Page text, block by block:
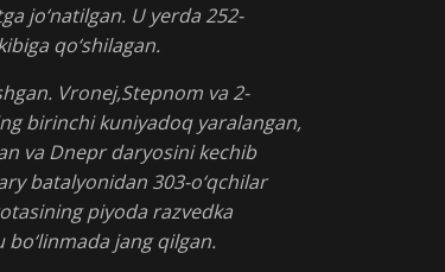
jo‘natilgan. U yerda 252-
qo‘shilagan.
Vronej,Stepnom va 2-
birinchi kuniyadoq yaralangan,
va Dnepr daryosini kechib
batalyonidan 303-o‘qchilar
piyoda razvedka
bo‘linmada jang qilgan.